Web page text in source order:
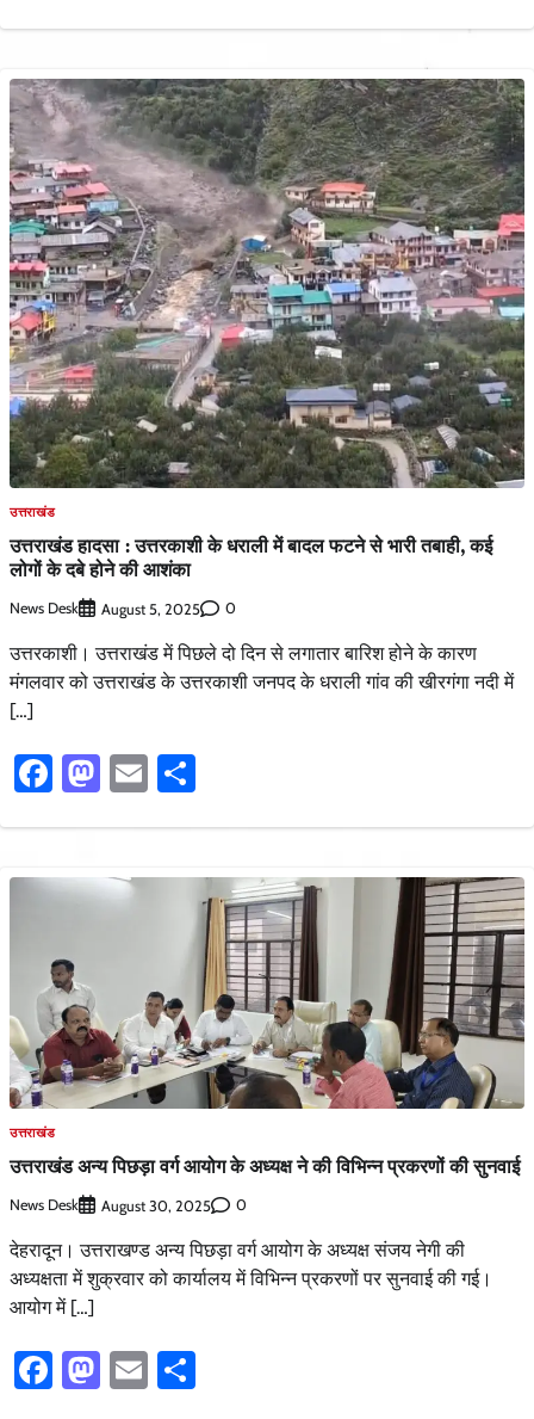
उत्तराखंड
उत्तराखंड हादसा : उत्तरकाशी के धराली में बादल फटने से भारी तबाही, कई
लोगों के दबे होने की आशंका
News Desk August 5, 2025 0
उत्तरकाशी। उत्तराखंड में पिछले दो दिन से लगातार बारिश होने के कारण
मंगलवार को उत्तराखंड के उत्तरकाशी जनपद के धराली गांव की खीरगंगा नदी में
[…]
Facebook
Mastodon
Email
उत्तराखंड
उत्तराखंड अन्य पिछड़ा वर्ग आयोग के अध्यक्ष ने की विभिन्न प्रकरणों की सुनवाई
News Desk August 30, 2025 0
देहरादून। उत्तराखण्ड अन्य पिछड़ा वर्ग आयोग के अध्यक्ष संजय नेगी की
अध्यक्षता में शुक्रवार को कार्यालय में विभिन्न प्रकरणों पर सुनवाई की गई।
आयोग में […]
Facebook
Mastodon
Email